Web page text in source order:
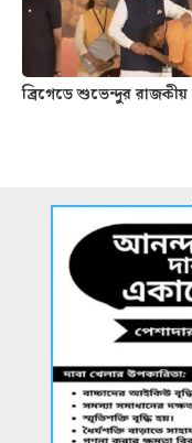
ব্রিগেডে শুভেন্দুর